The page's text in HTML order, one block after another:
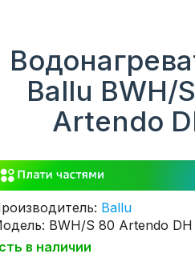
Ballu BWH/
Artendo
Ballu
BWH/S 80 Artendo DH
в наличии